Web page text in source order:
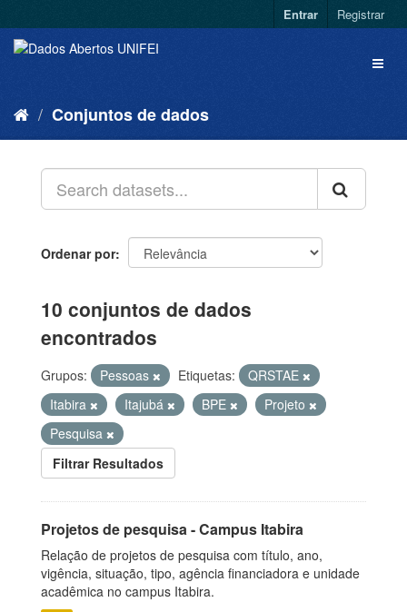
Entrar Registrar
Conjuntos de dados
Ordenar por
10 conjuntos de dados
encontrados
Grupos: Pessoas Etiquetas:
QRSTAE
Itabira
Itajubá BPE
Projeto
Pesquisa
Filtrar Resultados
Projetos de pesquisa - Campus Itabira
Relação de projetos de pesquisa com título, ano,
vigência, situação, tipo, agência financiadora e unidade
acadêmica no campus Itabira.